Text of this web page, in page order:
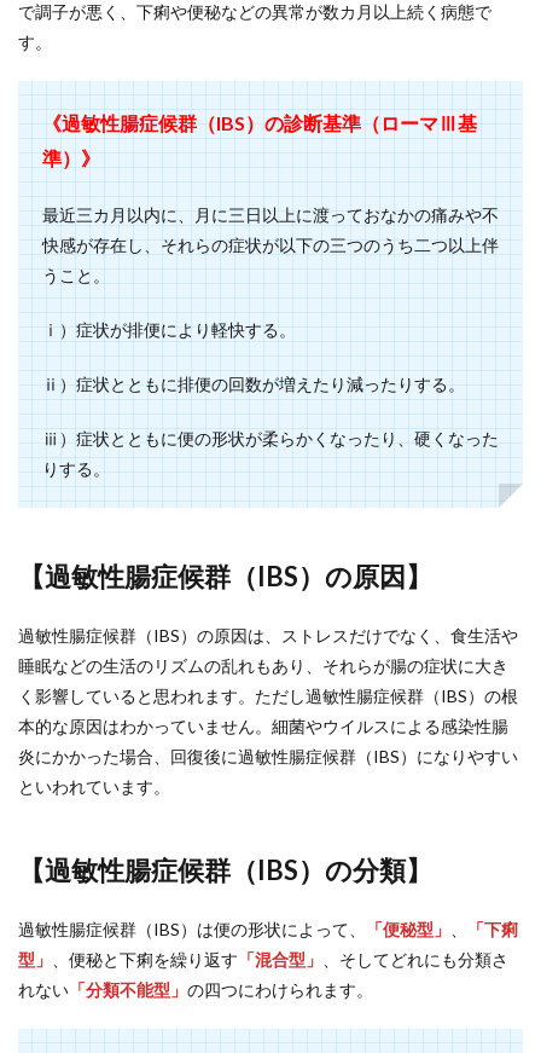
で調子が悪く、下痢や便秘などの異常が数カ月以上続く病態で
す。
《過敏性腸症候群（IBS）の診断基準（ローマⅢ基
準）》
最近三カ月以内に、月に三日以上に渡っておなかの痛みや不
快感が存在し、それらの症状が以下の三つのうち二つ以上伴
うこと。
ⅰ）症状が排便により軽快する。
ⅱ）症状とともに排便の回数が増えたり減ったりする。
ⅲ）症状とともに便の形状が柔らかくなったり、硬くなった
りする。
【過敏性腸症候群（IBS） の原因】
過敏性腸症候群（IBS）の原因は、ストレスだけでなく、食生活や
睡眠などの生活のリズムの乱れもあり、それらが腸の症状に大き
く影響していると思われます。ただし過敏性腸症候群（IBS）の根
本的な原因はわかっていません。細菌やウイルスによる感染性腸
炎にかかった場合、回復後に過敏性腸症候群（IBS）になりやすい
といわれています。
【過敏性腸症候群（IBS）の分類】
過敏性腸症候群（IBS）は便の形状によって、 「便秘型」
「下痢
型」
、便秘と下痢を繰り返す 「混合型」
、そしてどれにも分類さ
れない 「分類不能型」 の四つにわけられます。